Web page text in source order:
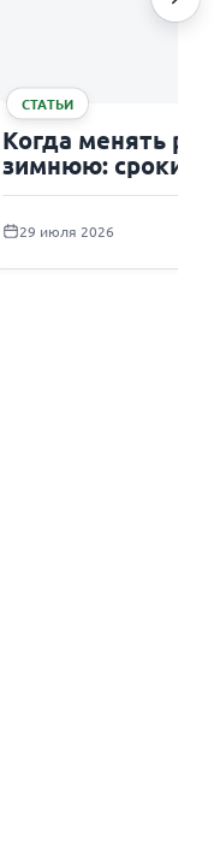
СТАТЬИ
Когда менять
зимнюю: сроки
Петербурга
29 июля 2026